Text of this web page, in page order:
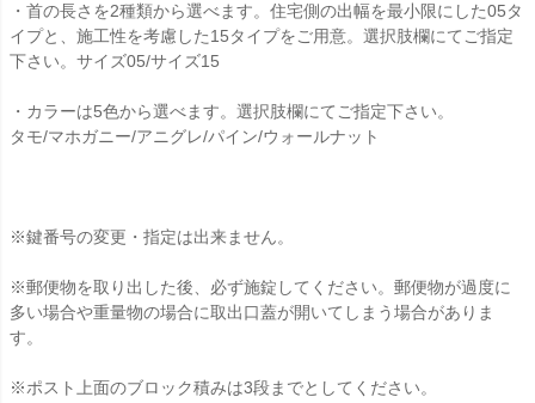
・首の長さを2種類から選べます。住宅側の出幅を最小限にした05タ
イプと、施工性を考慮した15タイプをご用意。選択肢欄にてご指定
下さい。サイズ05/サイズ15
・カラーは5色から選べます。選択肢欄にてご指定下さい。
タモ/マホガニー/アニグレ/パイン/ウォールナット
※鍵番号の変更・指定は出来ません。
※郵便物を取り出した後、必ず施錠してください。郵便物が過度に
多い場合や重量物の場合に取出口蓋が開いてしまう場合がありま
す。
※ポスト上面のブロック積みは3段までとしてください。